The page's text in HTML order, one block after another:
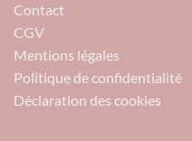
Contact
CGV
Mentions légales
Politique de confidentialité
Déclaration des cookies